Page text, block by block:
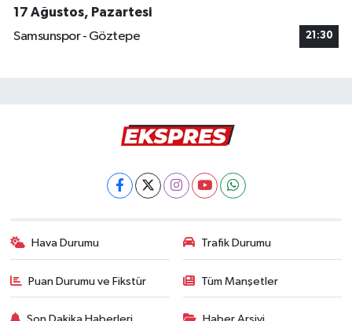
17 Ağustos, Pazartesi
Samsunspor - Göztepe
21:30
Hava Durumu Trafik Durumu
Puan Durumu ve Fikstür Tüm Manşetler